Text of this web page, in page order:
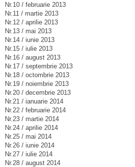
Nr.10 / februarie 2013
Nr.11 / martie 2013
Nr.12 / aprilie 2013
Nr.13 / mai 2013
Nr.14 / iunie 2013
Nr.15 / iulie 2013
Nr.16 / august 2013
Nr.17 / septembrie 2013
Nr.18 / octombrie 2013
Nr.19 / noiembrie 2013
Nr.20 / decembrie 2013
Nr.21 / ianuarie 2014
Nr.22 / februarie 2014
Nr.23 / martie 2014
Nr.24 / aprilie 2014
Nr.25 / mai 2014
Nr.26 / iunie 2014
Nr.27 / iulie 2014
Nr.28 / august 2014